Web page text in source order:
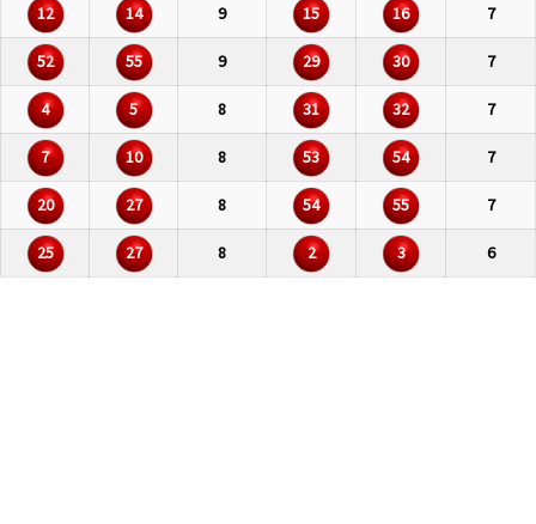
12 14 9 15 16 7
52 55 9 29 30 7
4 5 8 31 32 7
7 10 8 53 54 7
20 27 8 54 55 7
25 27 8 2 3 6